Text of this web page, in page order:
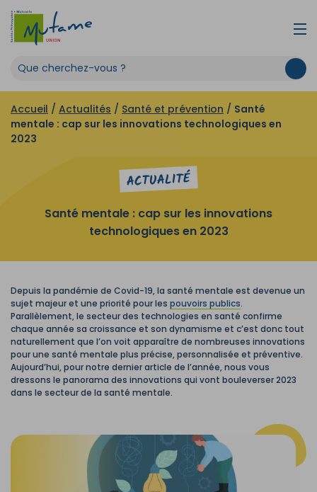
Accueil / Actualités / Santé et prévention / Santé
mentale : cap sur les innovations technologiques en
2023
ACTUALITÉ
Santé mentale : cap sur les innovations
technologiques en 2023
Depuis la pandémie de Covid-19, la santé mentale est devenue un
sujet majeur et une priorité pour les pouvoirs publics.
Parallèlement, le secteur des technologies en santé confirme
chaque année sa croissance et son dynamisme et c’est donc tout
naturellement que l’on voit apparaître de nombreuses innovations
pour une santé mentale plus précise, personnalisée et préventive.
Aujourd’hui, pour notre dernier article de l’année, nous vous
dressons le panorama des innovations qui vont bouleverser 2023
dans le secteur de la santé mentale.